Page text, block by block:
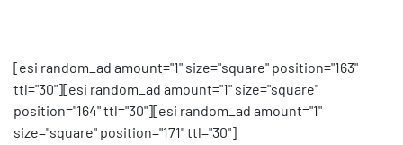
[esi random_ad amount="1" size="square" position="163"
ttl="30"][esi random_ad amount="1" size="square"
position="164" ttl="30"][esi random_ad amount="1"
size="square" position="171" ttl="30"]